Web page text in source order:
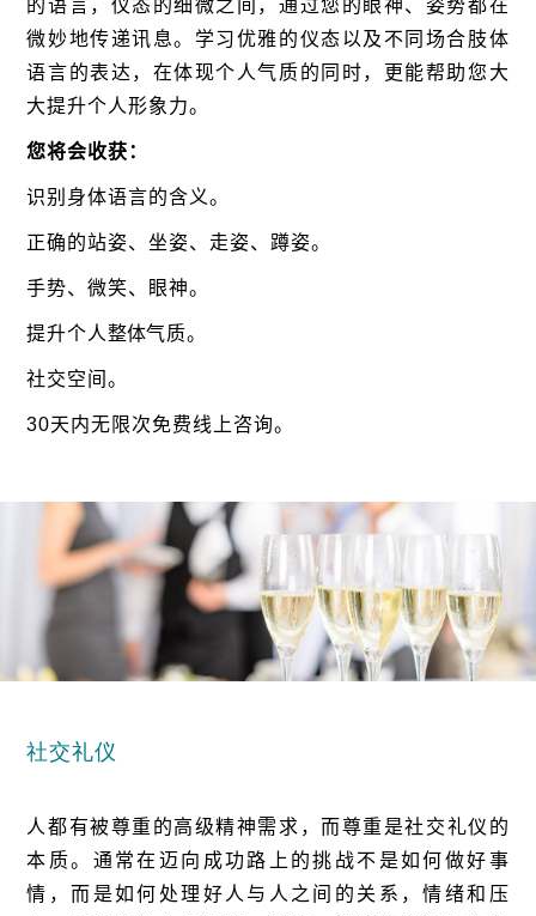
的语言，仪态的细微之间，通过您的眼神、姿势都在
微妙地传递讯息。学习优雅的仪态以及不同场合肢体
语言的表达，在体现个人气质的同时，更能帮助您大
大提升个人形象力。
您将会收获：
识别身体语言的含义。
正确的站姿、坐姿、走姿、蹲姿。
手势、微笑、眼神。
提升个人整体气质。
社交空间。
30天内无限次免费线上咨询。
社交礼仪
人都有被尊重的高级精神需 求，而尊重是社交礼仪的
本质。 通常在迈向成功路上的挑战不是如何做好事
情，而是如何处理好人与人之间的关系，情绪和压